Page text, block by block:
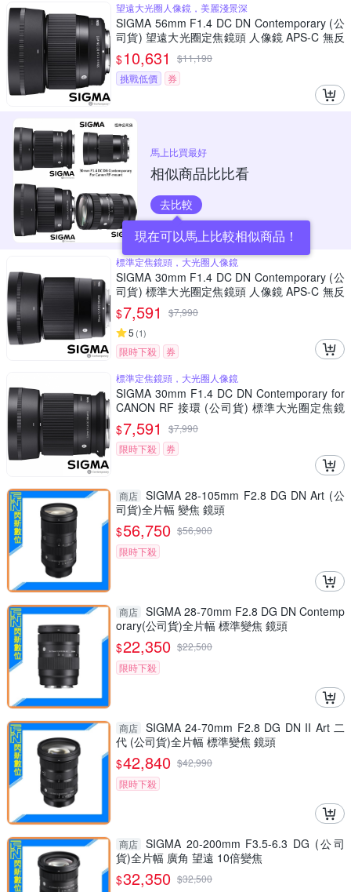
望遠大光圈人像鏡，美麗淺景深
SIGMA 56mm F1.4 DC DN Contemporary (公
司貨) 望遠大光圈定焦鏡頭 人像鏡 APS-C 無反
微單眼專用鏡頭
$10,631 $11,190
挑戰低價
券
馬上比買最好
相似商品比比看
去比較
現在可以馬上比較相似商品！
標準定焦鏡頭，大光圈人像鏡
SIGMA 30mm F1.4 DC DN Contemporary (公
司貨) 標準大光圈定焦鏡頭 人像鏡 APS-C 無反
微單眼專用鏡頭
$7,591 $7,990
5 (1)
限時下殺
券
標準定焦鏡頭，大光圈人像鏡
SIGMA 30mm F1.4 DC DN Contemporary for
CANON RF 接環 (公司貨) 標準大光圈定焦鏡
人像鏡 APS-C 無反微單眼專用鏡頭
$7,591 $7,990
限時下殺
券
商店 SIGMA 28-105mm F2.8 DG DN Art (公
司貨)全片幅 變焦 鏡頭
$56,750 $56,900
限時下殺
商店 SIGMA 28-70mm F2.8 DG DN Contemp
orary(公司貨)全片幅 標準變焦 鏡頭
$22,350 $22,500
限時下殺
商店 SIGMA 24-70mm F2.8 DG DN II Art 二
代 (公司貨)全片幅 標準變焦 鏡頭
$42,840 $42,990
限時下殺
商店 SIGMA 20-200mm F3.5-6.3 DG (公司
貨)全片幅 廣角 望遠 10倍變焦
$32,350 $32,500